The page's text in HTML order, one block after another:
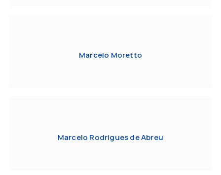
Marcelo Moretto
Marcelo Rodrigues de Abreu